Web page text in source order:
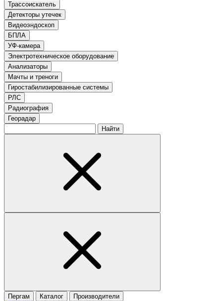
Трассоискатель
Детекторы утечек
Видеоэндоскоп
БПЛА
УФ-камера
Электротехническое оборудование
Анализаторы
Мачты и треноги
Гиростабилизированные системы
РЛС
Радиография
Георадар
Найти
Пергам Каталог Производители